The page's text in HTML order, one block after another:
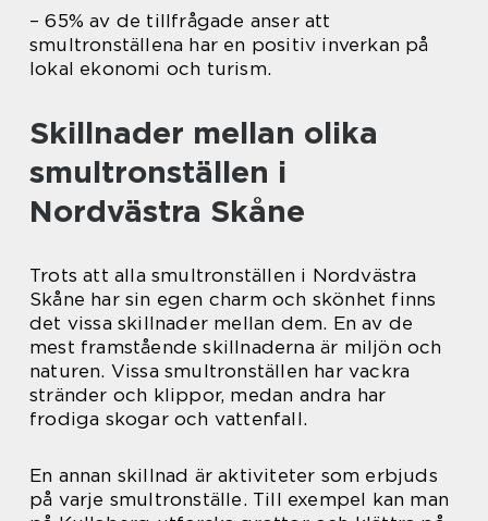
– 65% av de tillfrågade anser att
smultronställena har en positiv inverkan på
lokal ekonomi och turism.
Skillnader mellan olika
smultronställen i
Nordvästra Skåne
Trots att alla smultronställen i Nordvästra
Skåne har sin egen charm och skönhet finns
det vissa skillnader mellan dem. En av de
mest framstående skillnaderna är miljön och
naturen. Vissa smultronställen har vackra
stränder och klippor, medan andra har
frodiga skogar och vattenfall.
En annan skillnad är aktiviteter som erbjuds
på varje smultronställe. Till exempel kan man